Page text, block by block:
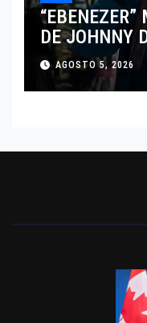
“EBENEZER”
DE JOHNNY
TRAS SU
AGOSTO 5, 2026